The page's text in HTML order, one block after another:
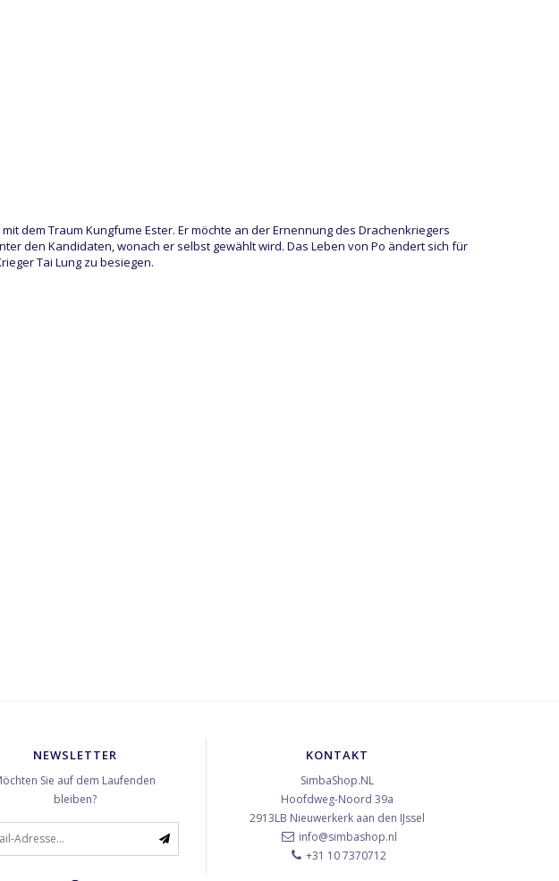
dem Traum Kungfume Ester. Er möchte an der Ernennung des Drachenkriegers
den Kandidaten, wonach er selbst gewählt wird. Das Leben von Po ändert sich für
Tai Lung zu besiegen.
NEWSLETTER
Sie auf dem Laufenden
bleiben?
KONTAKT
SimbaShop.NL
Hoofdweg-Noord 39a
2913LB Nieuwerkerk aan den IJssel
info@simbashop.nl
+31 10 7370712